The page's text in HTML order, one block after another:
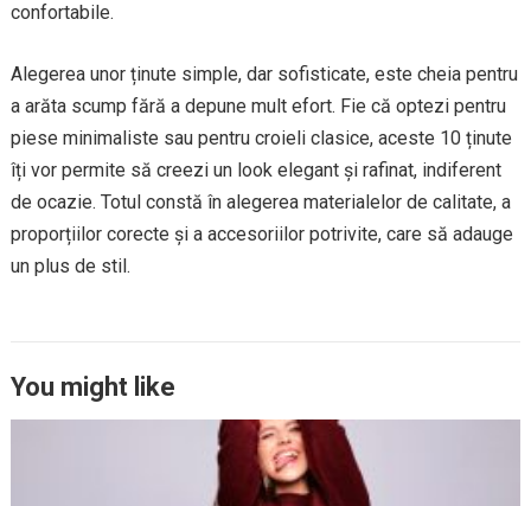
confortabile.
Alegerea unor ținute simple, dar sofisticate, este cheia pentru
a arăta scump fără a depune mult efort. Fie că optezi pentru
piese minimaliste sau pentru croieli clasice, aceste 10 ținute
îți vor permite să creezi un look elegant și rafinat, indiferent
de ocazie. Totul constă în alegerea materialelor de calitate, a
proporțiilor corecte și a accesoriilor potrivite, care să adauge
un plus de stil.
You might like